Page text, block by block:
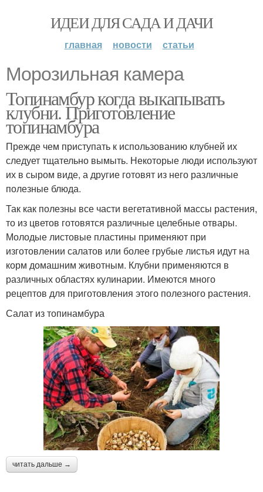
ИДЕИ ДЛЯ САДА И ДАЧИ
главная новости статьи
Морозильная камера
Топинамбур когда выкапывать
клубни. Приготовление
топинамбура
Прежде чем приступать к использованию клубней их
следует тщательно вымыть. Некоторые люди используют
их в сыром виде, а другие готовят из него различные
полезные блюда.
Так как полезны все части вегетативной массы растения,
то из цветов готовятся различные целебные отвары.
Молодые листовые пластины применяют при
изготовлении салатов или более грубые листья идут на
корм домашним животным. Клубни применяются в
различных областях кулинарии. Имеются много
рецептов для приготовления этого полезного растения.
Салат из топинамбура
читать дальше →